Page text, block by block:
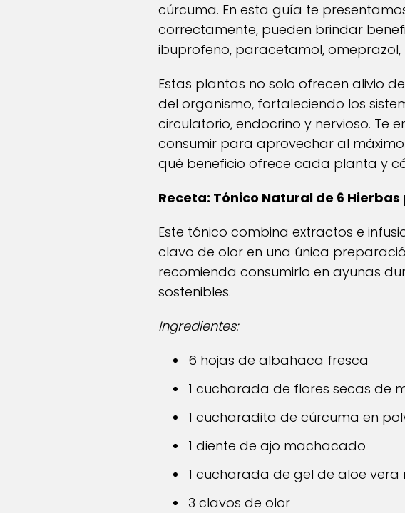
cúrcuma. En esta guía te
correctamente, pueden brindar
ibuprofeno, paracetamol, omeprazol,
Estas plantas no solo ofrecen alivio
del organismo, fortaleciendo los
circulatorio, endocrino y nervioso. Te
consumir para aprovechar al
qué beneficio ofrece cada planta y
Receta: Tónico Natural de 6
Este tónico combina extractos e
clavo de olor en una única
recomienda consumirlo en ayunas
sostenibles.
Ingredientes:
6 hojas de albahaca fresca
1 cucharada de flores secas de
1 cucharadita de cúrcuma en
1 diente de ajo machacado
1 cucharada de gel de aloe
3 clavos de olor